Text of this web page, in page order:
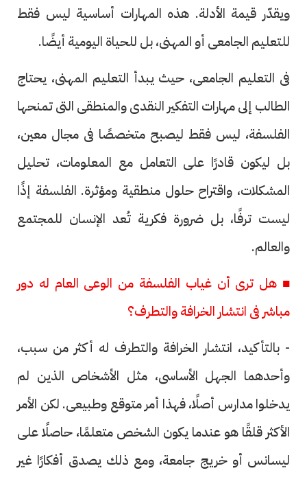
ويقدّر قيمة الأدلة. هذه المهارات أساسية ليس فقط
للتعليم الجامعى أو المهنى، بل للحياة اليومية أيضًا.
فى التعليم الجامعى، حيث يبدأ التعليم المهنى، يحتاج
الطالب إلى مهارات التفكير النقدى والمنطقى التى تمنحها
الفلسفة، ليس فقط ليصبح متخصصًا فى مجال معين،
بل ليكون قادرًا على التعامل مع المعلومات، تحليل
المشكلات، واقتراح حلول منطقية ومؤثرة. الفلسفة إذًا
ليست ترفًا، بل ضرورة فكرية تُعد الإنسان للمجتمع
والعالم.
■ هل ترى أن غياب الفلسفة من الوعى العام له دور
مباشر فى انتشار الخرافة والتطرف؟
- بالتأكيد، انتشار الخرافة والتطرف له أكثر من سبب،
وأحدهما الجهل الأساسى، مثل الأشخاص الذين لم
يدخلوا مدارس أصلًا، فهذا أمر متوقع وطبيعى. لكن الأمر
الأكثر قلقًا هو عندما يكون الشخص متعلمًا، حاصلًا على
ليسانس أو خريج جامعة، ومع ذلك يصدق أفكارًا غير